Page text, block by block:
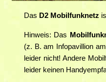
Das D2 Mobilfunknetz
Hinweis: Das
(z. B. am Infopavillion
leider nicht! Andere
leider keinen